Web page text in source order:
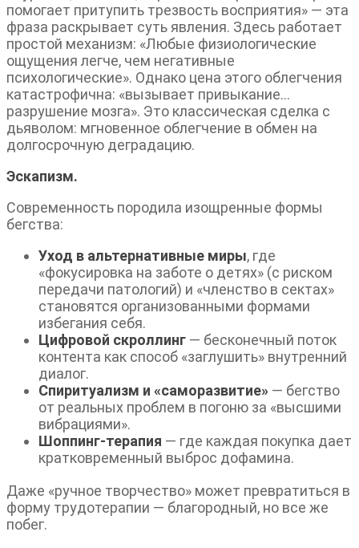
помогает притупить трезвость восприятия» — эта
фраза раскрывает суть явления. Здесь работает
простой механизм: «Любые физиологические
ощущения легче, чем негативные
психологические». Однако цена этого облегчения
катастрофична: «вызывает привыкание…
разрушение мозга». Это классическая сделка с
дьяволом: мгновенное облегчение в обмен на
долгосрочную деградацию.
Эскапизм.
Современность породила изощренные формы
бегства:
Уход в альтернативные миры, где
«фокусировка на заботе о детях» (с риском
передачи патологий) и «членство в сектах»
становятся организованными формами
избегания себя.
Цифровой скроллинг — бесконечный поток
контента как способ «заглушить» внутренний
диалог.
Спиритуализм и «саморазвитие» — бегство
от реальных проблем в погоню за «высшими
вибрациями».
Шоппинг-терапия — где каждая покупка дает
кратковременный выброс дофамина.
Даже «ручное творчество» может превратиться в
форму трудотерапии — благородный, но все же
побег.